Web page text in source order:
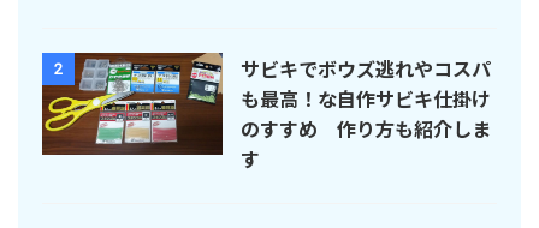
2
サビキでボウズ逃れやコスパ
も最高！な自作サビキ仕掛け
のすすめ 作り方も紹介しま
す